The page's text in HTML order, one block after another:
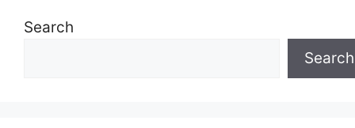
Search
Search